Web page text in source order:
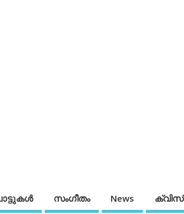
സംഗീതം News ക്വിസ്